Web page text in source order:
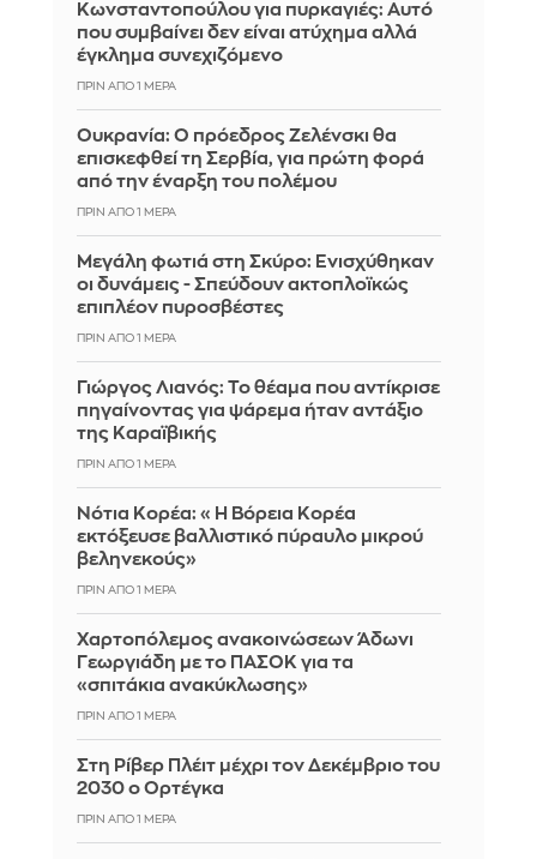
Κωνσταντοπούλου για πυρκαγιές: Αυτό
που συμβαίνει δεν είναι ατύχημα αλλά
έγκλημα συνεχιζόμενο
ΠΡΙΝ ΑΠΌ 1 ΜΈΡΑ
Ουκρανία: Ο πρόεδρος Ζελένσκι θα
επισκεφθεί τη Σερβία, για πρώτη φορά
από την έναρξη του πολέμου
ΠΡΙΝ ΑΠΌ 1 ΜΈΡΑ
Μεγάλη φωτιά στη Σκύρο: Ενισχύθηκαν
οι δυνάμεις - Σπεύδουν ακτοπλοϊκώς
επιπλέον πυροσβέστες
ΠΡΙΝ ΑΠΌ 1 ΜΈΡΑ
Γιώργος Λιανός: Το θέαμα που αντίκρισε
πηγαίνοντας για ψάρεμα ήταν αντάξιο
της Καραϊβικής
ΠΡΙΝ ΑΠΌ 1 ΜΈΡΑ
Νότια Κορέα: «Η Βόρεια Κορέα
εκτόξευσε βαλλιστικό πύραυλο μικρού
βεληνεκούς»
ΠΡΙΝ ΑΠΌ 1 ΜΈΡΑ
Χαρτοπόλεμος ανακοινώσεων Άδωνι
Γεωργιάδη με το ΠΑΣΟΚ για τα
«σπιτάκια ανακύκλωσης»
ΠΡΙΝ ΑΠΌ 1 ΜΈΡΑ
Στη Ρίβερ Πλέιτ μέχρι τον Δεκέμβριο του
2030 ο Ορτέγκα
ΠΡΙΝ ΑΠΌ 1 ΜΈΡΑ